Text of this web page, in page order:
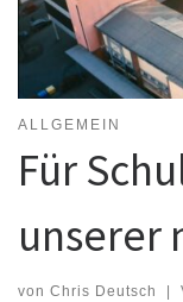
ALLGEMEIN
Für
unserer
von Chris Deutsch